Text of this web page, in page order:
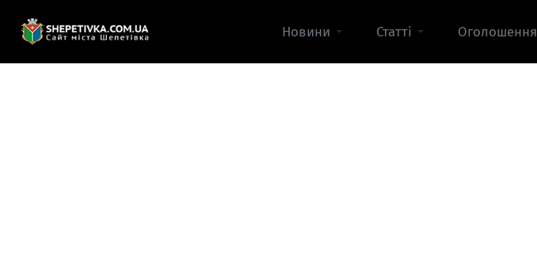
Новини Статті Оголошення